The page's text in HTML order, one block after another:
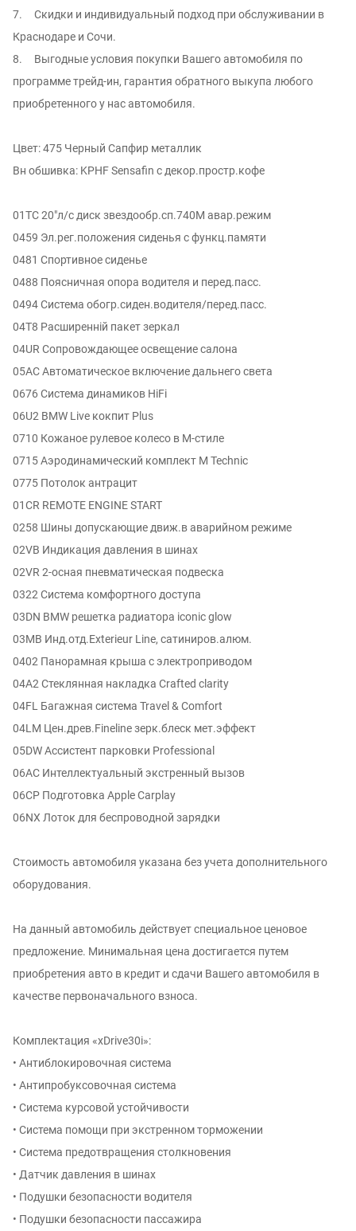
7. Скидки и индивидуальный подход при обслуживании в
Краснодаре и Сочи.
8. Выгодные условия покупки Вашего автомобиля по
программе трейд-ин, гарантия обратного выкупа любого
приобретенного у нас автомобиля.
Цвет: 475 Черный Сапфир металлик
Вн обшивка: KPHF Sensafin с декор.простр.кофе
01TC 20"л/с диск звездообр.сп.740M авар.режим
0459 Эл.рег.положения сиденья с функц.памяти
0481 Спортивное сиденье
0488 Поясничная опора водителя и перед.пасс.
0494 Система обогр.сиден.водителя/перед.пасс.
04T8 Расширенній пакет зеркал
04UR Сопровождающее освещение салона
05AC Автоматическое включение дальнего света
0676 Система динамиков HiFi
06U2 BMW Live кокпит Plus
0710 Кожаное рулевое колесо в M-стиле
0715 Аэродинамический комплект M Technic
0775 Потолок антрацит
01CR REMOTE ENGINE START
0258 Шины допускающие движ.в аварийном режиме
02VB Индикация давления в шинах
02VR 2-осная пневматическая подвеска
0322 Система комфортного доступа
03DN BMW решетка радиатора iconic glow
03MB Инд.отд.Exterieur Line, сатиниров.алюм.
0402 Панорамная крыша с электроприводом
04A2 Стеклянная накладка Crafted clarity
04FL Багажная система Travel & Comfort
04LM Цен.древ.Fineline зерк.блеск мет.эффект
05DW Ассистент парковки Professional
06AC Интеллектуальный экстренный вызов
06CP Подготовка Apple Carplay
06NX Лоток для беспроводной зарядки
Стоимость автомобиля указана без учета дополнительного
оборудования.
На данный автомобиль действует специальное ценовое
предложение. Минимальная цена достигается путем
приобретения авто в кредит и сдачи Вашего автомобиля в
качестве первоначального взноса.
Комплектация «xDrive30i»:
• Антиблокировочная система
• Антипробуксовочная система
• Система курсовой устойчивости
• Система помощи при экстренном торможении
• Система предотвращения столкновения
• Датчик давления в шинах
• Подушки безопасности водителя
• Подушки безопасности пассажира